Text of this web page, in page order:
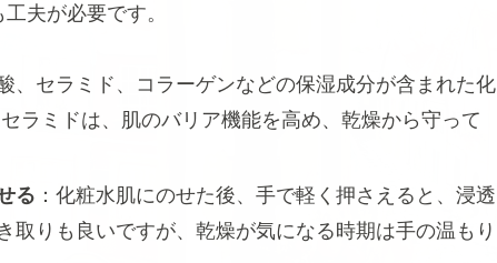
夫が必要です。
、セラミド、コラーゲンなどの保湿成分が含まれた化
ラミドは、肌のバリア機能を高め、乾燥から守って
る ：化粧水肌にのせた後、手で軽く押さえると、浸透
取りも良いですが、乾燥が気になる時期は手の温もり